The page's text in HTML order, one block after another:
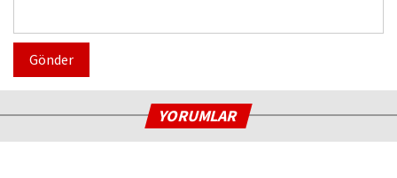
Gönder
YORUMLAR